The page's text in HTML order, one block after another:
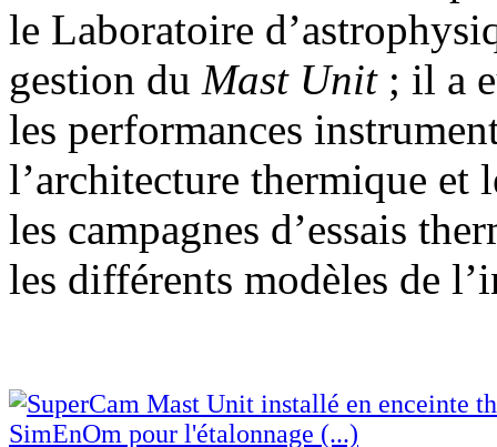
le Laboratoire
gestion du Mast Unit; il a
les performances
l’architecture thermique et
les campagnes d’essais
les différents modèles de